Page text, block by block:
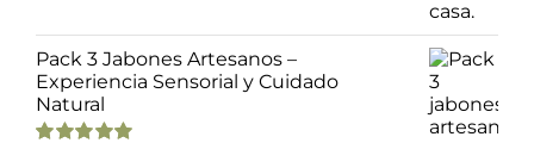
Pack 3 Jabones Artesanos –
Experiencia Sensorial y Cuidado
Natural